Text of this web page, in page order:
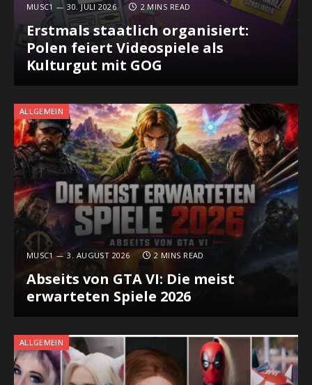
MUSC1 30. JULI 2026 2 MINS READ
Erstmals staatlich organisiert:
Polen feiert Videospiele als
Kulturgut mit GOG
ALLGEMEIN
MUSC1 3. AUGUST 2026 2 MINS READ
Abseits von GTA VI: Die meist
erwarteten Spiele 2026
ALLGEMEIN